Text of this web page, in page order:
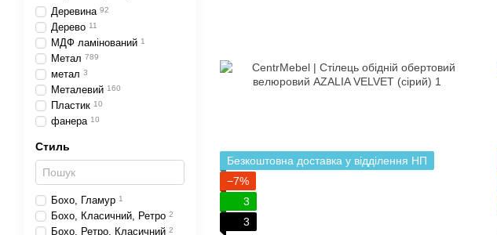
Безкоштовна доставка у відділення НП
−7%
3
3
Деревина 92
Дерево 11
МДФ ламінований 1
Метал 789
метал 3
Металевий 160
Пластик 10
фанера 10
Стиль
Бохо, Гламур 1
Бохо, Класичний, Ретро 2
Бохо, Ретро, Класичний 2